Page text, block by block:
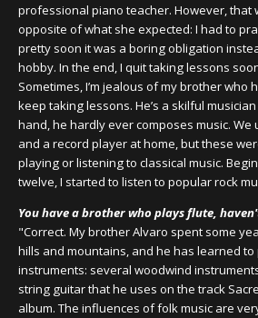
professional piano teacher. However, that
opposite of what she expected: I had to
pretty soon it was a boring obligation
hobby. In the end, I quit taking lessons
Sometimes, I’m jealous of my brother who
keep taking lessons. He’s a skilful
hand, he hardly ever composes music. We
and a record player at home, but these
playing or listening to classical music.
twelve, I started to listen to popular rock
You have a brother who plays flute,
"Correct. My brother Alvaro spent some
hills and mountains, and he has learned
instruments: several woodwind
string guitar that he uses on the track
album. The influences of folk music are